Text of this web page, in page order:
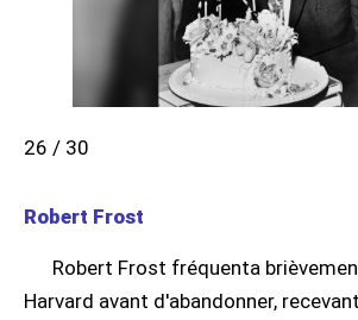
26 / 30
Robert Frost
Robert Frost fréquenta
Harvard avant d'abandonner,